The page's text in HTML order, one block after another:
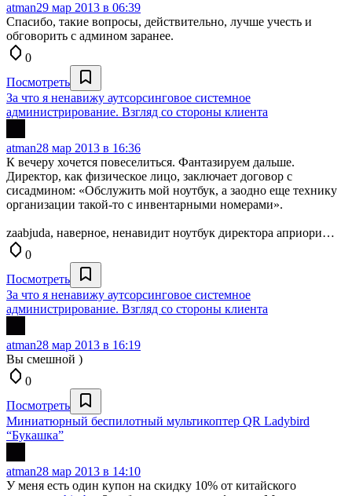
atman29 мар 2013 в 06:39
Спасибо, такие вопросы, действительно, лучше учесть и
обговорить с админом заранее.
0
Посмотреть
За что я ненавижу аутсорсинговое системное
администрирование. Взгляд со стороны клиента
atman28 мар 2013 в 16:36
К вечеру хочется повеселиться. Фантазируем дальше.
Директор, как физическое лицо, заключает договор с
сисадмином: «Обслужить мой ноутбук, а заодно еще технику
организации такой-то с инвентарными номерами».
zaabjuda, наверное, ненавидит ноутбук директора априори…
0
Посмотреть
За что я ненавижу аутсорсинговое системное
администрирование. Взгляд со стороны клиента
atman28 мар 2013 в 16:19
Вы смешной )
0
Посмотреть
Миниатюрный беспилотный мультикоптер QR Ladybird
“Букашка”
atman28 мар 2013 в 14:10
У меня есть один купон на скидку 10% от китайского